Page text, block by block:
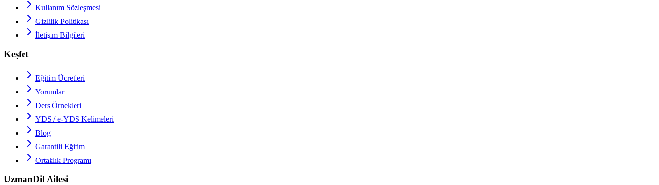
Kullanım Sözleşmesi
Gizlilik Politikası
İletişim Bilgileri
Keşfet
Eğitim Ücretleri
Yorumlar
Ders Örnekleri
YDS / e-YDS Kelimeleri
Blog
Garantili Eğitim
Ortaklık Programı
UzmanDil Ailesi